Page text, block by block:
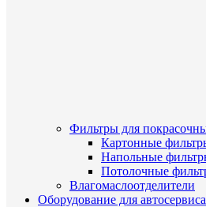
Фильтры для
Картонные
Напольные
Потолочные
Влагомаслоотделители
Оборудование для автосервиса